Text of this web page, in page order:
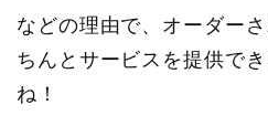
などの理由で、オーダー
ちんとサービスを提供で
ね！